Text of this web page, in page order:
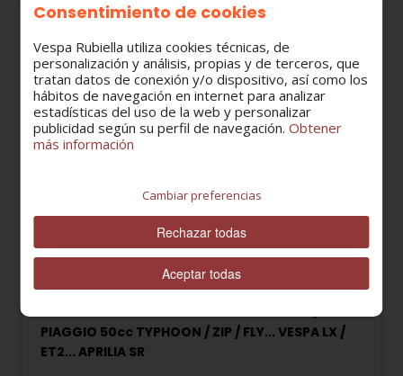
PIAGGIO 50cc TYPHOON / ZIP / FLY... VESPA LX /
ET2... APRILIA SR
Consentimiento de cookies
Vespa Rubiella utiliza cookies técnicas, de
personalización y análisis, propias y de terceros, que
tratan datos de conexión y/o dispositivo, así como los
hábitos de navegación en internet para analizar
estadísticas del uso de la web y personalizar
publicidad según su perfil de navegación.Obtener
más información
Cambiar preferencias
Rechazar todas
Aceptar todas